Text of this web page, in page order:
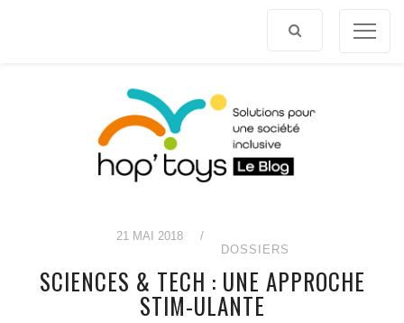
21 MAI 2018
/
DOSSIERS
SCIENCES & TECH : UNE APPROCHE
STIM-ULANTE